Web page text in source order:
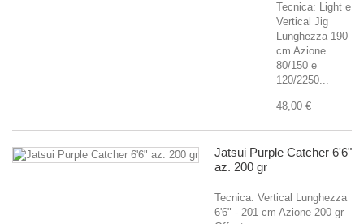
Tecnica: Light e
Vertical Jig
Lunghezza 190
cm Azione
80/150 e
120/2250...
48,00 €
Jatsui Purple Catcher 6'6"
az. 200 gr
Tecnica: Vertical Lunghezza
6'6" - 201 cm Azione 200 gr